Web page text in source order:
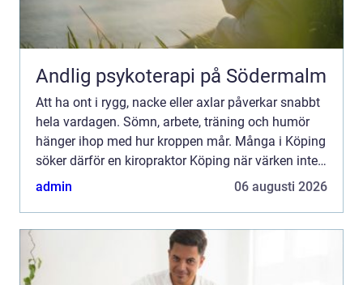
Andlig psykoterapi på Södermalm
Att ha ont i rygg, nacke eller axlar påverkar snabbt
hela vardagen. Sömn, arbete, träning och humör
hänger ihop med hur kroppen mår. Många i Köping
söker därför en kiropraktor Köping när värken inte
längre går över av sig själv, eller när
admin 06 augusti 2026